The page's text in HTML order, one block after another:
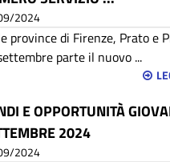
2024
province di Firenze, Prato e
parte il nuovo ...
E OPPORTUNITÀ
2024
2024